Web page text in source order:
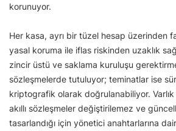
korunuyor.
Her kasa, ayrı bir tüzel hesap üzerinden
yasal koruma ile iflas riskinden uzaklık
zincir üstü ve saklama kuruluşu
sözleşmelerde tutuluyor; teminatlar ise
kriptografik olarak doğrulanabiliyor.
akıllı sözleşmeler değiştirilemez ve
tasarlandığı için yönetici anahtarlarına